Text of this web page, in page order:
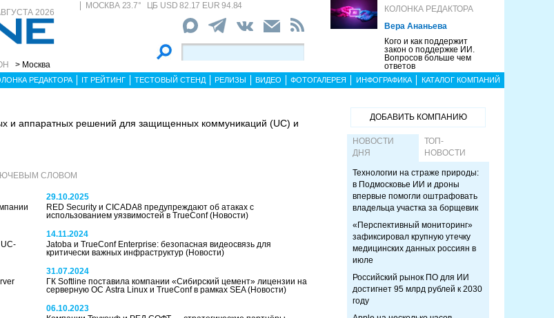
2026
> Москва
МОСКВА 23.7° ЦБ USD 82.17 EUR 94.84
КОЛОНКА РЕДАКТОРА
Вера Ананьева
Кого и как поддержит
закон о поддержке ИИ.
Вопросов больше чем
ответов
РЕДАКТОРА IT РЕЙТИНГ ТЕСТОВЫЙ СТЕНД РЕЛИЗЫ ВИДЕО ФОТОГАЛЕРЕЯ ИНФОГРАФИКА КАТАЛОГ КОМПАНИЙ
и аппаратных решений для защищенных коммуникаций (UC) и
СЛОВОМ
29.10.2025
RED Security и СICADA8 предупреждают об атаках с
использованием уязвимостей в TrueConf(Новости)
14.11.2024
Jatoba и TrueConf Enterprise: безопасная видеосвязь для
критически важных инфраструктур (Новости)
31.07.2024
ГК Softline поставила компании «Сибирский цемент» лицензии на
серверную ОС Astra Linux и TrueConf в рамках SEA(Новости)
06.10.2023
ДОБАВИТЬ КОМПАНИЮ
НОВОСТИ
ДНЯ
ТОП-
НОВОСТИ
Технологии на страже природы:
в Подмосковье ИИ и дроны
впервые помогли оштрафовать
владельца участка за борщевик
«Перспективный мониторинг»
зафиксировал крупную утечку
медицинских данных россиян в
июле
Российский рынок ПО для ИИ
достигнет 95 млрд рублей к 2030
году